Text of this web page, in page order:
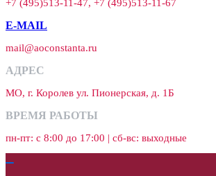
+7 (495)513-11-47, +7 (495)513-11-67
E-MAIL
mail@aoconstanta.ru
АДРЕС
МО, г. Королев ул. Пионерская, д. 1Б
ВРЕМЯ РАБОТЫ
пн-пт: с 8:00 до 17:00 | сб-вс: выходные